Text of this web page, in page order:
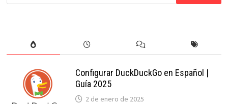
Configurar DuckDuckGo en Español |
Guía 2025
2 de enero de 2025